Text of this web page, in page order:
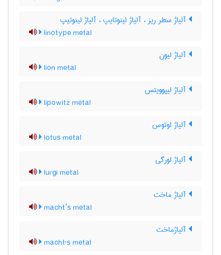
آلیاژ سطر ریز ، آلیاژ لینوتایپ ، آلیاژ لینوتیپ
linotype metal
آلیاژ لیون
lion metal
آلیاژ لیپوویتس
lipowitz metal
آلیاژ لوتوس
lotus metal
آلیاژ لورگی
lurgi metal
آلیاژ ماخت
macht’s metal
آلیاژماخت
macht's metal